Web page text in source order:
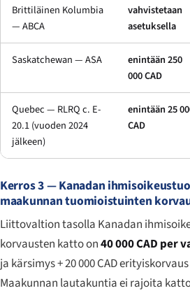
Brittiläinen Kolumbia
— ABCA
vahvistetaan
asetuksella
Saskatchewan — ASA
enintään 250
000 CAD
Quebec — RLRQ c. E-
20.1 (vuoden 2024
jälkeen)
enintään 25
CAD
Kerros 3 — Kanadan
maakunnan tuomioistuinten
Liittovaltion tasolla Kanadan
korvausten katto on40 000 CAD per
ja kärsimys + 20 000 CAD
Maakunnan lautakuntia ei rajoita